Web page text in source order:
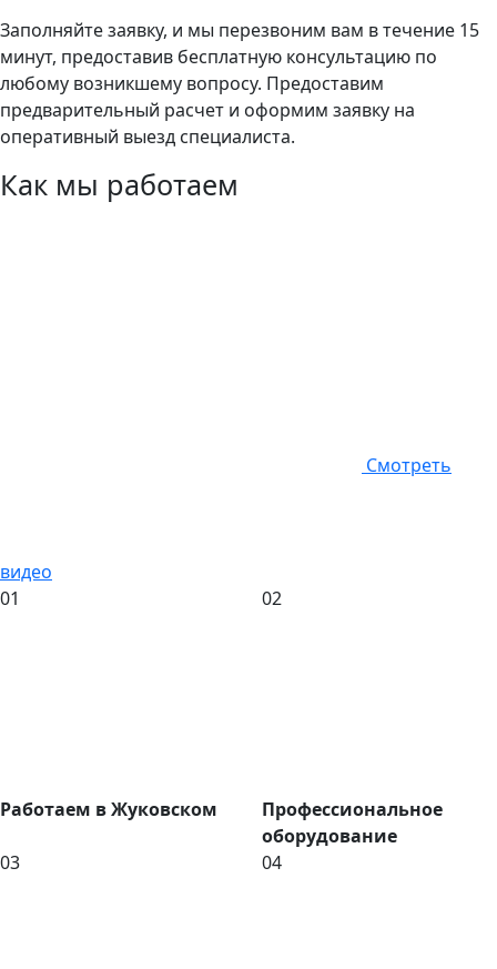
Заполняйте заявку, и мы перезвоним вам в течение 15
минут, предоставив бесплатную консультацию по
любому возникшему вопросу. Предоставим
предварительный расчет и оформим заявку на
оперативный выезд специалиста.
Как мы работаем
Смотреть
видео
01
Работаем в Жуковском
02
Профессиональное
оборудование
03
04